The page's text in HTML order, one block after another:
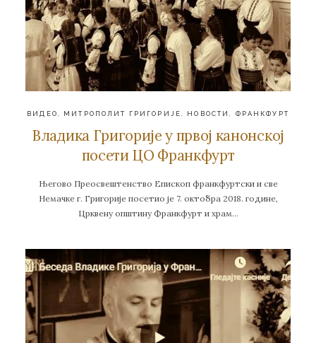
ВИДЕО МИТРОПОЛИТ ГРИГОРИЈЕ НОВОСТИ ФРАНКФУРТ
Владика Григорије у првој канонској
посети ЦО Франкфурт
Његово Преосвештенство Епископ франкфуртски и све
Немачке г. Григорије посетио је 7. октобра 2018. године,
Црквену општину Франкфурт и храм…